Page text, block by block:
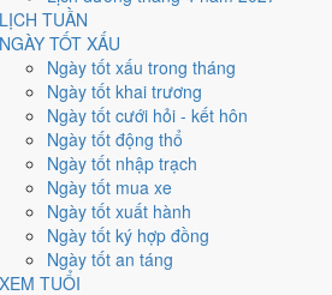
LỊCH TUẦN
NGÀY TỐT XẤU
Ngày tốt xấu trong tháng
Ngày tốt khai trương
Ngày tốt cưới hỏi - kết hôn
Ngày tốt động thổ
Ngày tốt nhập trạch
Ngày tốt mua xe
Ngày tốt xuất hành
Ngày tốt ký hợp đồng
Ngày tốt an táng
XEM TUỔI
đán rơi vào
26/1/2009
trở lên
thường